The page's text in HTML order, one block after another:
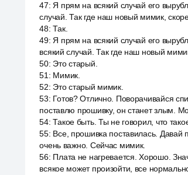
47: Я прям на всякий случай его
случай. Так где наш новый мимик,
48:Так.
49: Я прям на всякий случай его
всякий случай. Так где наш новый
50: Это старый.
51 : Мимик.
52: Это старый мимик.
53: Готов? Отлично. Поворачивайся
поставлю прошивку, он станет злым.
54:Такое быть. Ты не говорил, что
55: Все, прошивка поставилась. Давай
очень важно. Сейчас мимик.
56: Плата не нагревается. Хорошо.
всякое может произойти, все